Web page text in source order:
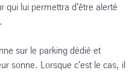
qui lui permettra d'être alerté
sur le parking dédié et
sonne. Lorsque c'est le cas, il